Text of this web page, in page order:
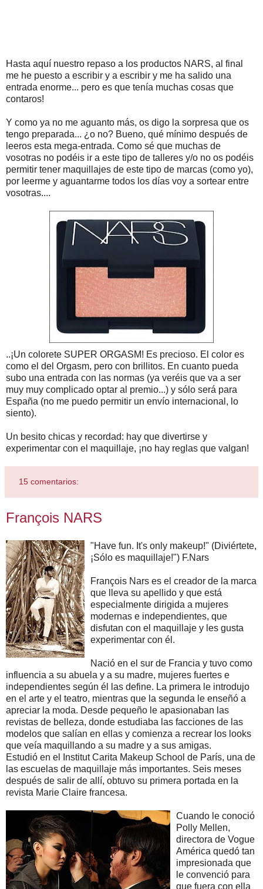
Hasta aquí nuestro repaso a los productos NARS, al final
me he puesto a escribir y a escribir y me ha salido una
entrada enorme... pero es que tenía muchas cosas que
contaros!
Y como ya no me aguanto más, os digo la sorpresa que os
tengo preparada... ¿o no? Bueno, qué mínimo después de
leeros esta mega-entrada. Como sé que muchas de
vosotras no podéis ir a este tipo de talleres y/o no os podéis
permitir tener maquillajes de este tipo de marcas (como yo),
por leerme y aguantarme todos los días voy a sortear entre
vosotras....
..¡Un colorete SUPER ORGASM! Es precioso. El color es
como el del Orgasm, pero con brillitos. En cuanto pueda
subo una entrada con las normas (ya veréis que va a ser
muy muy complicado optar al premio...) y sólo será para
España (no me puedo permitir un envío internacional, lo
siento).
Un besito chicas y recordad: hay que divertirse y
experimentar con el maquillaje, ¡no hay reglas que valgan!
15 comentarios:
François NARS
"Have fun. It's only makeup!" (Diviértete,
¡Sólo es maquillaje!") F.Nars
François Nars es el creador de la marca
que lleva su apellido y que está
especialmente dirigida a mujeres
modernas e independientes, que
disfutan con el maquillaje y les gusta
experimentar con él.
Nació en el sur de Francia y tuvo como
influencia a su abuela y a su madre, mujeres fuertes e
independientes según él las define. La primera le introdujo
en el arte y el teatro, mientras que la segunda le enseñó a
apreciar la moda. Desde pequeño le apasionaban las
revistas de belleza, donde estudiaba las facciones de las
modelos que salían en ellas y comienza a recrear los looks
que veía maquillando a su madre y a sus amigas.
Estudió en el Institut Carita Makeup School de París, una de
las escuelas de maquillaje más importantes. Seis meses
después de salir de allí, obtuvo su primera portada en la
revista Marie Claire francesa.
Cuando le conoció
Polly Mellen,
directora de Vogue
América quedó tan
impresionada que
le convenció para
que fuera con ella